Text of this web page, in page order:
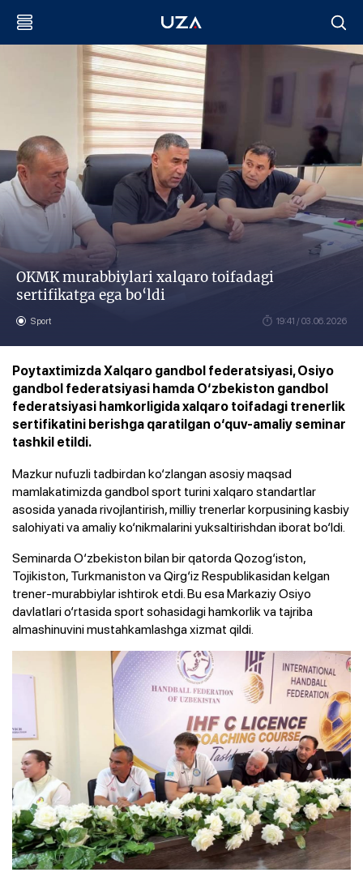
OKMK murabbiylari xalqaro toifadagi
sertifikatga ega bo‘ldi
Sport 19:41 / 03.06.2026
Poytaxtimizda Xalqaro gandbol federatsiyasi, Osiyo
gandbol federatsiyasi hamda O‘zbekiston gandbol
federatsiyasi hamkorligida xalqaro toifadagi trenerlik
sertifikatini berishga qaratilgan o‘quv-amaliy seminar
tashkil etildi.
Mazkur nufuzli tadbirdan ko‘zlangan asosiy maqsad
mamlakatimizda gandbol sport turini xalqaro standartlar
asosida yanada rivojlantirish, milliy trenerlar korpusining kasbiy
salohiyati va amaliy ko‘nikmalarini yuksaltirishdan iborat bo‘ldi.
Seminarda O‘zbekiston bilan bir qatorda Qozog‘iston,
Tojikiston, Turkmaniston va Qirg‘iz Respublikasidan kelgan
trener-murabbiylar ishtirok etdi. Bu esa Markaziy Osiyo
davlatlari o‘rtasida sport sohasidagi hamkorlik va tajriba
almashinuvini mustahkamlashga xizmat qildi.